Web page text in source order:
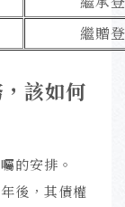
繼贈
該如何
的安排。
後，其債權